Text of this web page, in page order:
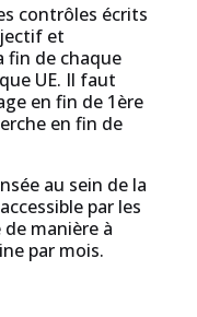
contrôles écrits
et
fin de chaque
UE. Il faut
en fin de 1ère
en fin de
au sein de la
par les
manière à
par mois.